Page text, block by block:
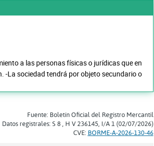
a las personas físicas o jurídicas que en
-La sociedad tendrá por objeto secundario o
Fuente: Boletín Oficial del Registro Mercantil
Datos registrales: S 8 , H V 236145, I/A 1 (02/07/2026)
CVE: BORME-A-2026-130-46